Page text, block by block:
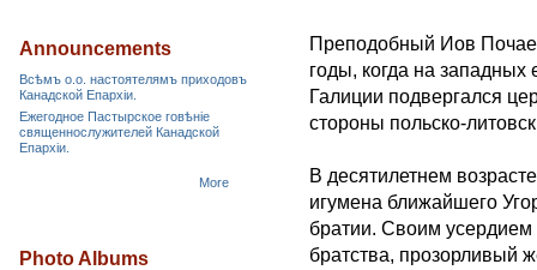
Преподобный Иов
годы, когда на
Галиции подвергался
стороны польско-
В десятилетнем
игумена ближайшего
братии. Своим усердием
братства, прозорливый
Announcements
Всѣмъ о.о. настоятелямъ приходовъ
Канадской Епархiи.
Ежегодное Пастырское говѣніе
священнослужителей Канадской
Епархіи.
More
Photo Albums